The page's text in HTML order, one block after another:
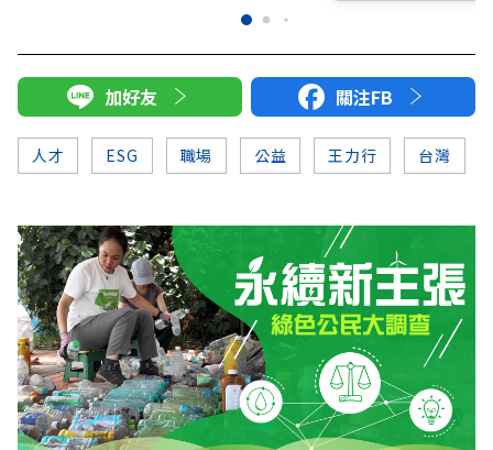
加好友 關注FB
人才 ESG 職場 公益 王力行 台灣